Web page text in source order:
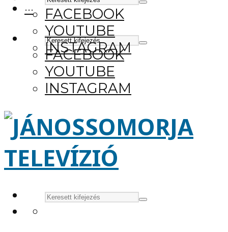
FACEBOOK
YOUTUBE
INSTAGRAM
···
FACEBOOK
YOUTUBE
INSTAGRAM